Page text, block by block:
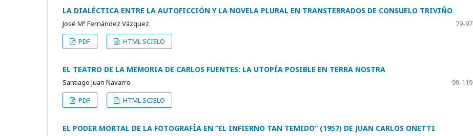
LA DIALÉCTICA ENTRE LA AUTOFICCIÓN Y LA NOVELA PLURAL EN TRANSTERRADOS DE CONSUELO TRIVIÑO
José Mª Fernández Vázquez
79-97
PDF
HTML SCIELO
EL TEATRO DE LA MEMORIA DE CARLOS FUENTES: LA UTOPÍA POSIBLE EN TERRA NOSTRA
Santiago Juan Navarro
99-119
PDF
HTML SCIELO
EL PODER MORTAL DE LA FOTOGRAFÍA EN “EL INFIERNO TAN TEMIDO” (1957) DE JUAN CARLOS ONETTI